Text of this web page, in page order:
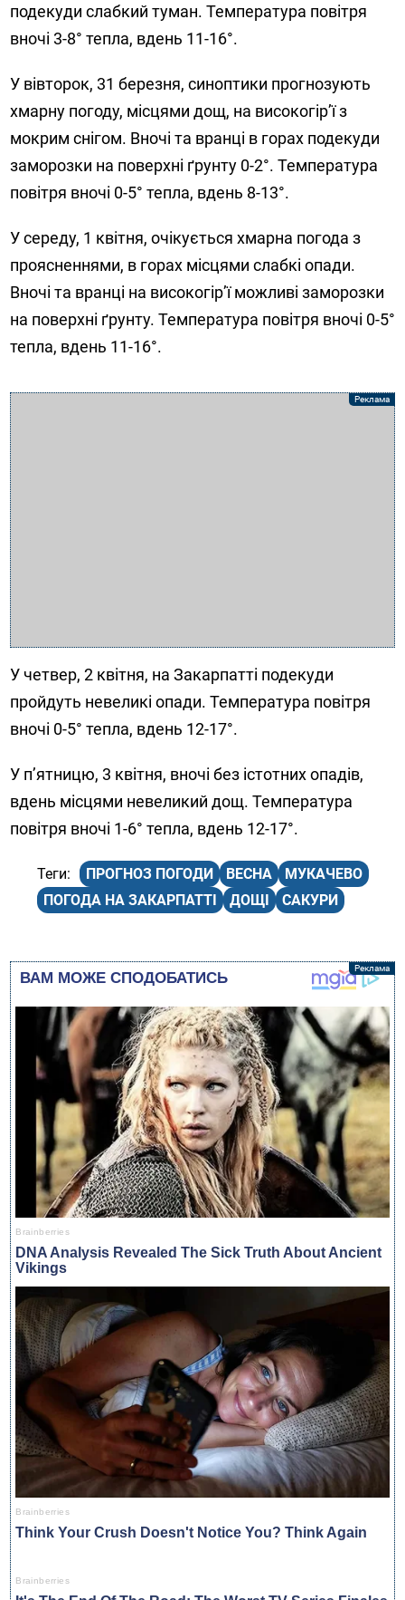
подекуди слабкий туман. Температура повітря
вночі 3-8° тепла, вдень 11-16°.
У вівторок, 31 березня, синоптики прогнозують
хмарну погоду, місцями дощ, на високогір’ї з
мокрим снігом. Вночі та вранці в горах подекуди
заморозки на поверхні ґрунту 0-2°. Температура
повітря вночі 0-5° тепла, вдень 8-13°.
У середу, 1 квітня, очікується хмарна погода з
проясненнями, в горах місцями слабкі опади.
Вночі та вранці на високогір’ї можливі заморозки
на поверхні ґрунту. Температура повітря вночі 0-5°
тепла, вдень 11-16°.
У четвер, 2 квітня, на Закарпатті подекуди
пройдуть невеликі опади. Температура повітря
вночі 0-5° тепла, вдень 12-17°.
У п’ятницю, 3 квітня, вночі без істотних опадів,
вдень місцями невеликий дощ. Температура
повітря вночі 1-6° тепла, вдень 12-17°.
ПРОГНОЗ ПОГОДИ ВЕСНА
МУКАЧЕВО
ПОГОДА НА ЗАКАРПАТТІ
ДОЩІ САКУРИ